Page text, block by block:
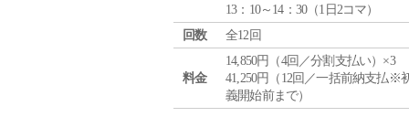
13：10～14：30（1日2コマ）
回数
全12回
料金
14,850円（4回／分割支払い）×3
41,250円（12回／一括前納支払※
義開始前まで）